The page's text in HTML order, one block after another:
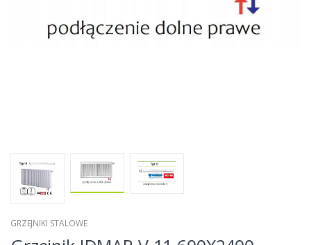
GRZEJNIKI STALOWE